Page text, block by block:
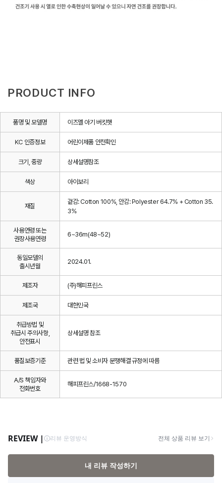
PRODUCT INFO
품명 및 모델명 이즈멜 아기 버킷햇
KC 인증정보 어린이제품 안전확인
크기, 중량 상세설명참조
색상 아이보리
재질
겉감: Cotton 100%, 안감: Polyester 64.7% + Cotton 35.
3%
사용연령 또는
권장사용연령
6~36m(48~52)
동일모델의
출시년월
2024.01.
제조자 (주)해피프린스
제조국 대한민국
취급방법 및
취급시 주의사항,
안전표시
상세설명 참조
품질보증기준 관련 법 및 소비자 분쟁해결 규정에 따름
A/S 책임자와
전화번호
해피프린스/1668-1570